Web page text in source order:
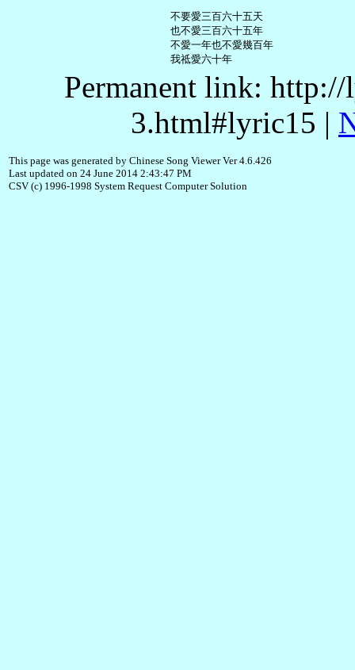
     不要愛三百六十五天
     也不愛三百六十五年
     不愛一年也不愛幾百年
Permanent link:
3.html#lyric15 |
This page was generated by Chinese Song Viewer Ver 4.6.426
Last updated on 24 June 2014 2:43:47 PM
CSV (c) 1996-1998 System Request Computer Solution